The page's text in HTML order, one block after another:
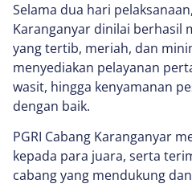
Selama dua hari
Karanganyar dinilai berhasil
yang tertib, meriah, dan
menyediakan pelayanan
wasit, hingga kenyamanan
dengan baik.
PGRI Cabang Karanganyar
kepada para juara, serta
cabang yang mendukung